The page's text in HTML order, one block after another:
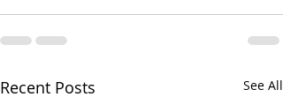
Recent Posts See All